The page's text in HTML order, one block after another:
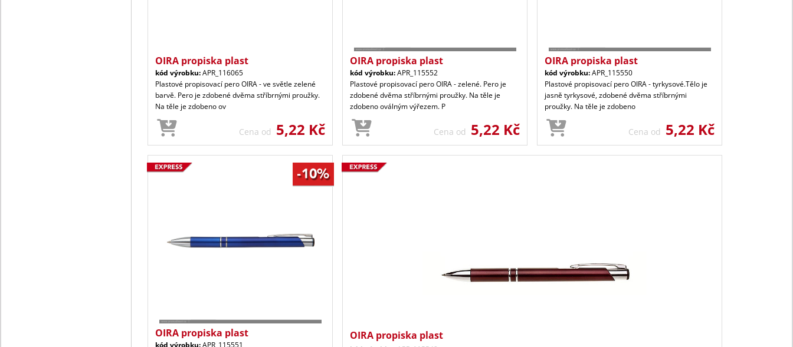
OIRA propiska plast
kód výrobku:APR_116065
Plastové propisovací pero OIRA - ve světle zelené
barvě. Pero je zdobené dvěma stříbrnými proužky.
Na těle je zdobeno ov
Cena od 5,22 Kč
OIRA propiska plast
kód výrobku:APR_115552
Plastové propisovací pero OIRA - zelené. Pero je
zdobené dvěma stříbrnými proužky. Na těle je
zdobeno oválným výřezem. P
Cena od 5,22 Kč
OIRA propiska plast
kód výrobku:APR_115550
Plastové propisovací pero OIRA - tyrkysové.Tělo je
jasně tyrkysové, zdobené dvěma stříbrnými
proužky. Na těle je zdobeno
Cena od 5,22 Kč
OIRA propiska plast
kód výrobku:APR_115551
OIRA propiska plast